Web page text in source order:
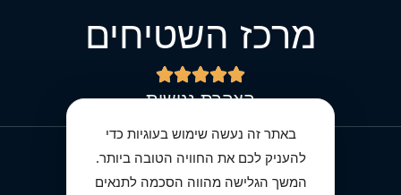
מרכז השטיחים





הצהרת נגישות
מדיניות הפרטיות מרכז השטיחים
באתר זה נעשה שימוש בעוגיות כדי
להעניק לכם את החוויה הטובה ביותר.
המשך הגלישה מהווה הסכמה לתנאים